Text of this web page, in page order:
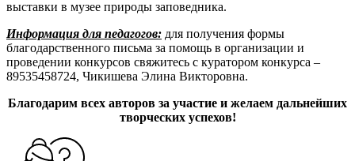
выставки в музее природы заповедника.
Информация для педагогов: для получения формы
благодарственного письма за помощь в организации и
проведении конкурсов свяжитесь с куратором конкурса –
89535458724, Чикишева Элина Викторовна.
Благодарим всех авторов за участие и желаем дальнейших
творческих успехов!